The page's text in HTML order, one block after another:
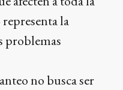
la
problemas
no busca ser